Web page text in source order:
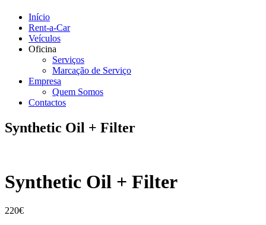
Início
Rent-a-Car
Veículos
Oficina
Serviços
Marcação de Serviço
Empresa
Quem Somos
Contactos
Synthetic Oil + Filter
Synthetic Oil + Filter
220€